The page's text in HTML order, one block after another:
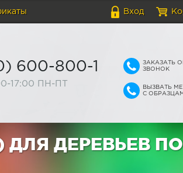
Вход
600-800-1
17:00 ПН-ПТ
ЗАКАЗАТЬ
ЗВОНОК
ВЫЗВАТЬ
С
ДЕРЕВЬЕВ ПО